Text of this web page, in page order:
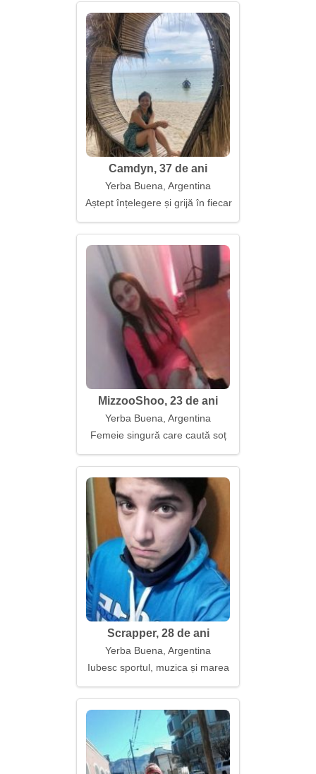
Camdyn, 37 de ani
Yerba Buena, Argentina
Aștept înțelegere și grijă în fiecare zi
MizzooShoo, 23 de ani
Yerba Buena, Argentina
Femeie singură care caută soț
Scrapper, 28 de ani
Yerba Buena, Argentina
Iubesc sportul, muzica și marea